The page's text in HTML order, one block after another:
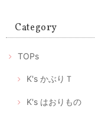
ありがとうございます
様な時期に可愛いマス
レゼントに込
れたのではな
Category
TOPs
K's かぶりＴ
K's はおりもの